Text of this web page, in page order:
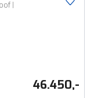
|
46.450,-